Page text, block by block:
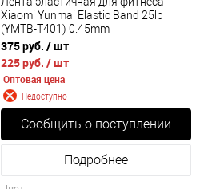
Xiaomi Yunmai Elastic Band 25lb
(YMTB-T401) 0.45mm
375 руб. / шт
225 руб. / шт
Оптовая цена
Недоступно
Сообщить о поступлении
Подробнее